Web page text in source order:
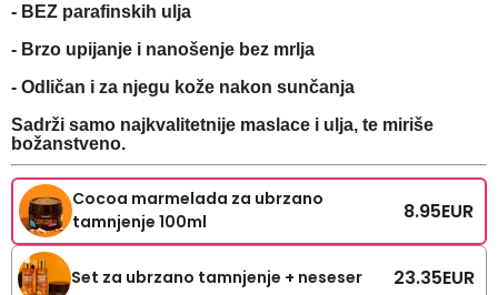
- BEZ parafinskih ulja
- Brzo upijanje i nanošenje bez mrlja
- Odličan i za njegu kože nakon sunčanja
Sadrži samo najkvalitetnije maslace i ulja, te miriše
božanstveno.
Cocoa marmelada za ubrzano
tamnjenje 100ml
8.95EUR
Set za ubrzano tamnjenje + neseser 23.35EUR